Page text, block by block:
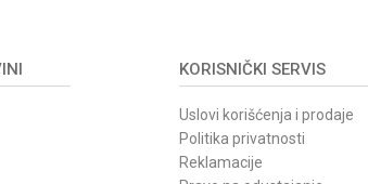
KORISNIČKI SERVIS
Uslovi korišćenja i prodaje
Politika privatnosti
Reklamacije